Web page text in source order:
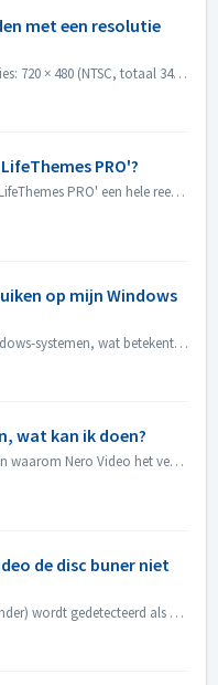
met een resolutie
Er zijn twee standaard DVD-resoluties: 720 × 480 (NTSC, totaal 345.600 pixels) en 720 × 576 (PAL, totaal 414.720 pixels), beide beschikbaar in 4:3 en 16:9 b...
PRO'?
Vanaf Nero versie 2019 biedt 'Nero LifeThemes PRO' een hele reeks hoogwaardige filmthema-ontwerpen, diskmenu-sjablonen en royalty free muziek om te...
op mijn Windows
Er zijn N-versies van de meeste Windows-systemen, wat betekent dat het systeem geen Windows Media Player bevat. Op deze Windows N-systemen moet u handmatig...
wat kan ik doen?
Er kunnen verschillende redenen zijn waarom Nero Video het venster van de toepassing niet laat zien. Als Nero Video niet kan starten, MediaHome niet maar Re...
de disc buner niet
Als uw DVD brander (of Blu-ray brander) wordt gedetecteerd als CD brander, raadpleeg dan dit artikel: https://nerosupport.freshdesk.com/en/support/solutions...